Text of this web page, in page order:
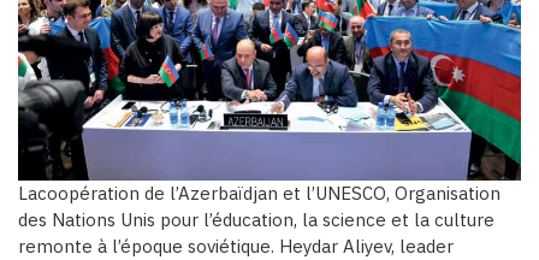
Lacoopération de l’Azerbaïdjan et l’UNESCO, Organisation
des Nations Unis pour l’éducation, la science et la culture
remonte à l’époque soviétique. Heydar Aliyev, leader